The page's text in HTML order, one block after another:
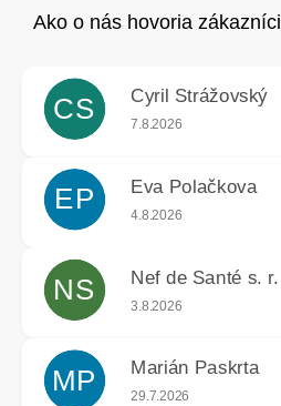
CS Cyril Strážovský
Hodnotenie obchodu
7.8.2026
EP Eva Polačkova
Hodnotenie obchodu
4.8.2026
NS Nef de Santé s.
Hodnotenie obchodu
3.8.2026
MP Marián Paskrta
Hodnotenie obchodu
29.7.2026